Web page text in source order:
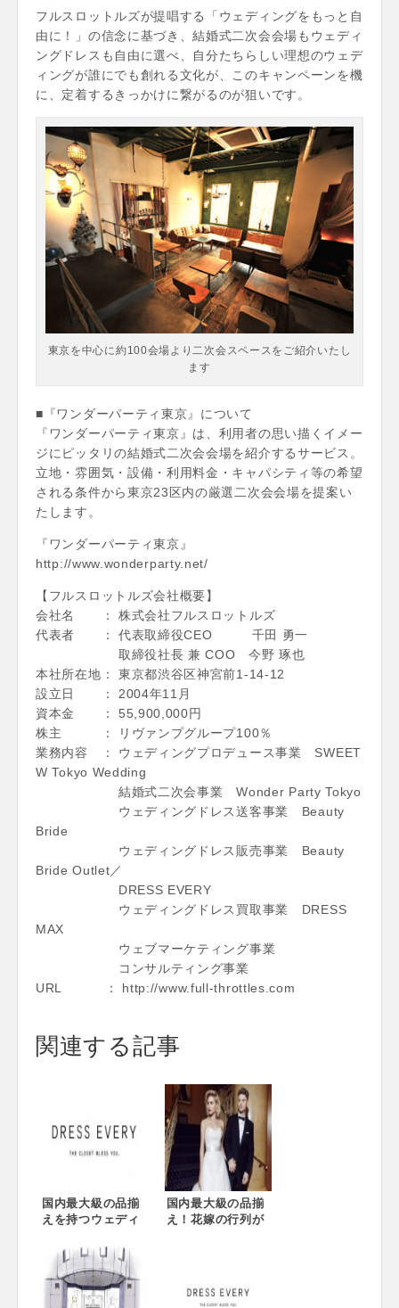
フルスロットルズが提唱する「ウェディングをもっと自
由に！」の信念に基づき、結婚式二次会会場もウェディ
ングドレスも自由に選べ、自分たちらしい理想のウェデ
ィングが誰にでも創れる文化が、このキャンペーンを機
に、定着するきっかけに繋がるのが狙いです。
東京を中心に約100会場より二次会スペースをご紹介いたし
ます
■『ワンダーパーティ東京』について
『ワンダーパーティ東京』は、利用者の思い描くイメー
ジにピッタリの結婚式二次会会場を紹介するサービス。
立地・雰囲気・設備・利用料金・キャパシティ等の希望
される条件から東京23区内の厳選二次会会場を提案い
たします。
『ワンダーパーティ東京』
http://www.wonderparty.net/
【フルスロットルズ会社概要】
会社名 ： 株式会社フルスロットルズ
代表者 ： 代表取締役CEO 千田 勇一
取締役社長 兼 COO 今野 琢也
本社所在地： 東京都渋谷区神宮前1-14-12
設立日 ： 2004年11月
資本金 ： 55,900,000円
株主 ： リヴァンプグループ100％
業務内容 ： ウェディングプロデュース事業 SWEET
W Tokyo Wedding
結婚式二次会事業 Wonder Party Tokyo
ウェディングドレス送客事業 Beauty
Bride
ウェディングドレス販売事業 Beauty
Bride Outlet／
DRESS EVERY
ウェディングドレス買取事業 DRESS
MAX
ウェブマーケティング事業
コンサルティング事業
URL ： http://www.full-throttles.com
関連する記事
国内最大級の品揃
えを持つウェディ
プ『DRESS
EVERY』が8月27
日に京都・下京区
に4号店を 9月16日
国内最大級の品揃
え！花嫁の行列が
3日～8日の期間限